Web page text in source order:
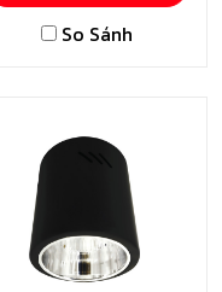
So Sánh